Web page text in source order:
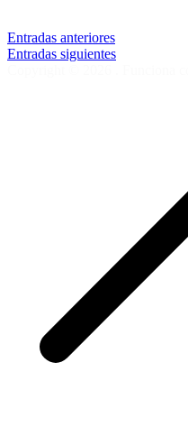
Entradas anteriores
Entradas siguientes